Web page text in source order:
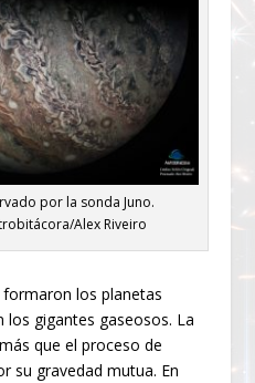
por la sonda Juno.
Alex Riveiro
los planetas
gigantes gaseosos. La
que el proceso de
su gravedad mutua. En